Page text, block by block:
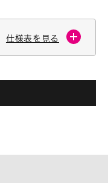
仕様表を見る